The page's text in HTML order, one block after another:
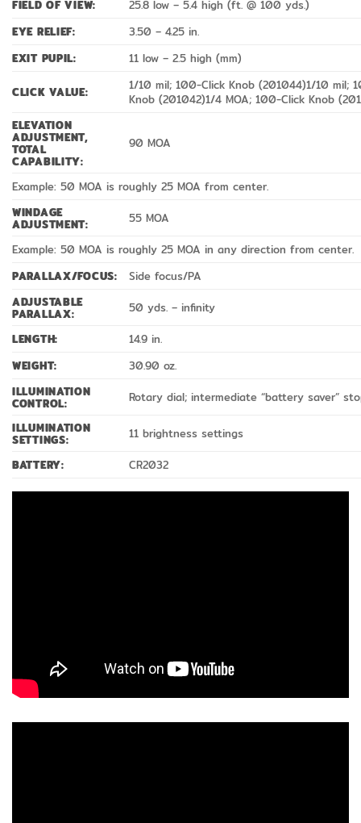
FIELD OF VIEW:
25.8 low – 5.4 high (ft. @ 100 yds.)
EYE RELIEF:
3.50 – 4.25 in.
EXIT PUPIL:
11 low – 2.5 high (mm)
CLICK VALUE: 1/10 mil; 100-Click Knob (201044)1/10 mil;
Knob (201042)1/4 MOA; 100-Click Knob
ELEVATION
ADJUSTMENT,
TOTAL
CAPABILITY:
90 MOA
Example: 50 MOA is roughly 25 MOA from center.
WINDAGE
ADJUSTMENT:
55 MOA
Example: 50 MOA is roughly 25 MOA in any direction from center.
PARALLAX/FOCUS:
Side focus/PA
ADJUSTABLE
PARALLAX:
50 yds. – infinity
LENGTH:
14.9 in.
WEIGHT:
30.90 oz.
ILLUMINATION
CONTROL:
Rotary dial; intermediate “battery saver”
ILLUMINATION
SETTINGS:
11 brightness settings
BATTERY:
CR2032